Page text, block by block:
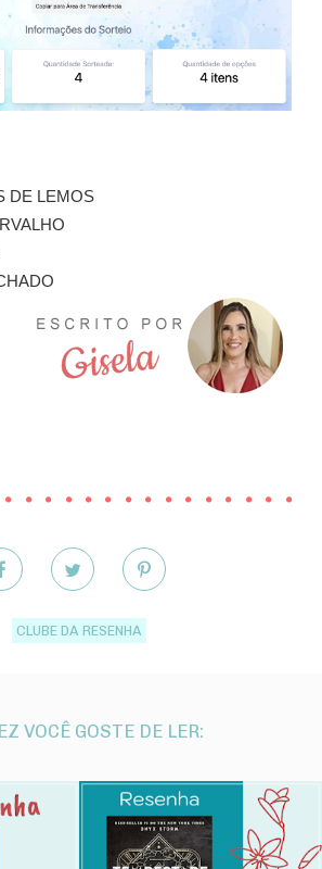
DE LEMOS
CLUBE DA RESENHA
VOCÊ GOSTE DE LER: